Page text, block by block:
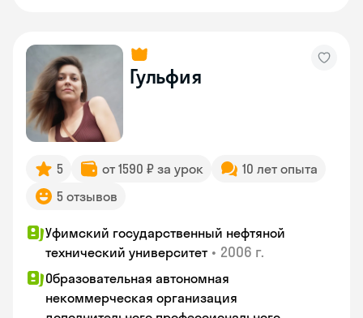
Гульфия
5 от 1590 ₽ за урок
10 лет опыта
5 отзывов
Уфимский государственный нефтяной
технический университет • 2006 г.
Образовательная автономная
некоммерческая организация